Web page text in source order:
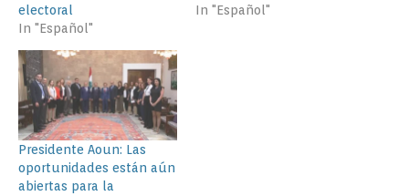
electoral
In "Español"
In "Español"
Presidente Aoun: Las
oportunidades están aún
abiertas para la